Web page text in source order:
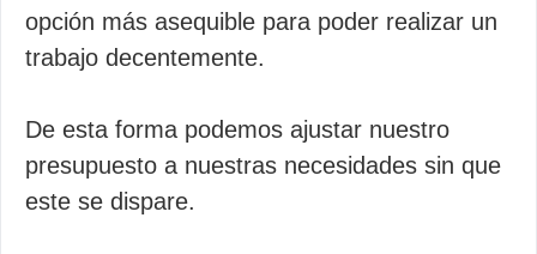
opción más asequible para poder realizar un
trabajo decentemente.
De esta forma podemos ajustar nuestro
presupuesto a nuestras necesidades sin que
este se dispare.